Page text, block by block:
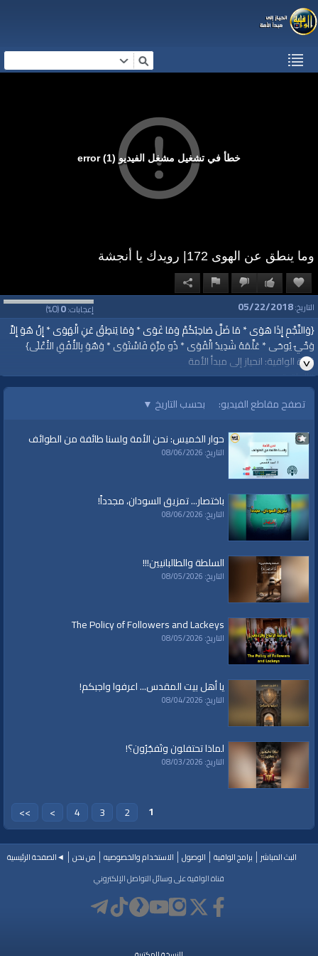
خطأ في تشغيل مشغل الفيديو (1) error
وما ينطق عن الهوى 172| رويدك يا أنجشة
إعجابات:0
(
0
%) التاريخ:05/22/2018
{وَالنَّجْمِ إِذَا هَوَى * مَا ضَلَّ صَاحِبُكُمْ وَمَا غَوَى * وَمَا يَنطِقُ عَنِ الْهَوَى * إِنْ هُوَ إِلاَّ
وَحْيٌ يُوحَى * عَلَّمَهُ شَدِيدُ الْقُوَى * ذُو مِرَّةٍ فَاسْتَوَى * وَهُوَ بِالأُفُقِ الأَعْلَى}
قناة الواقية: انحياز إلى مبدأ الأمة
#الواقية
#قناة_الواقية
www.alwaqiyah.tv | facebook.com/alwaqiyahtv | alwaqiyahtv@twitter
الفئات:
أرشيف الواقية» وما ينطق عن الهوى
قنوات:
برامج الواقية
العلامات:قناة،|الواقية
تصفح مقاطع الفيديو: بحسب التاريخ ▼
حوار الخميس: نحن الأمة ولسنا طائفة من الطوائف
التاريخ: 08/06/2026
باختصار... تمزيق السودان، مجدداً!
التاريخ: 08/06/2026
السلطة والطالبانيين!!!
التاريخ: 08/05/2026
The Policy of Followers and Lackeys
التاريخ: 08/05/2026
يا أهل بيت المقدس... اعرفوا واجبكم!
التاريخ: 08/04/2026
لماذا تحتفلون وتَفجُرُون؟!
التاريخ: 08/03/2026
1
2
3
4
>
>>
البث المباشر برامج الواقية الوصول الاستخدام والخصوصيه من نحن
◄الصفحة الرئيسية
قناة الواقية على وسائل التواصل الإلكتروني